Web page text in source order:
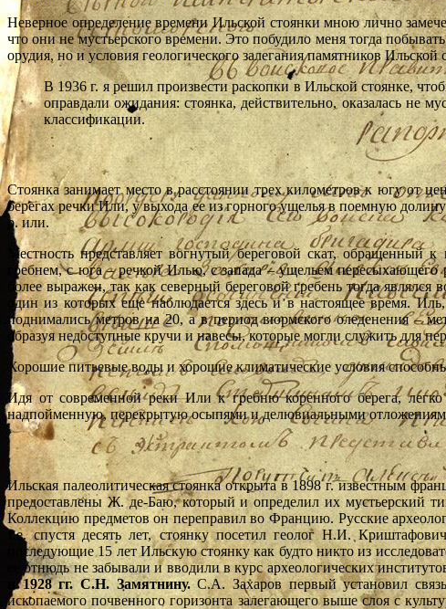
Неверное определение времени Ильской стоянки мною лично
что они не мустьерского времени. Это побудило меня тогда
орудия, но и условия геологического залегания памятников
В 1936 г. я решил произвести раскопки в Ильской стоянке,
оправдали ожидания: стоянка, действительно, оказалась не
классификации.
Стоянка занимает место в расстоянии трех километров к югу от
берегах речки Или, у выхода ее из горного ущелья в поемную
р. или.
Местность представляет вогнутый береговой скат, обращенный
гребнем, с юга – речкой Илью, с запада – ущельем
более выражен, так как северный береговой гребень тогда
один из которых еще наблюдается здесь и в настоящее время.
поднимались метров на 20, а в период вюрмского оледенения –
образуя недоступные кручи и навесы, которые могли служить
Хорошие питьевые воды и хорошие климатические условия
Идя от современной реки Или к гребню коренного берега,
надпойменную, перекрытую осыпями и делювиальными
Ильская палеолитическая стоянка открыта в 1898 г. известным
предоставлены Ж. де-Баю, который и определил их мустьерский
Коллекцию предметов он переправил во Францию. Русские
т.е. спустя десять лет, стоянку посетил геолог Н.И.
последующие 15 лет Ильскую стоянку как будто никто из
ее отнюдь не забывали и вводили в курс археологических
и 1928 гг. С.Н. Замятнину.С.А. Захаров первый установил
ископаемого почвенного горизонта залегающего выше слоя с